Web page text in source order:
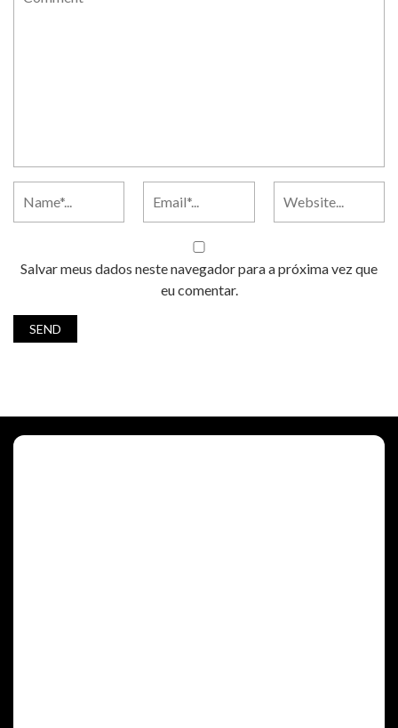
Salvar meus dados neste navegador para a próxima vez que
eu comentar.